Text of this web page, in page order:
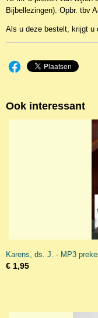
Bijbellezingen). Opbr. tbv
Als u deze bestelt, krijgt u
Ook interessant
Karens, ds. J. - MP3
€ 1,95